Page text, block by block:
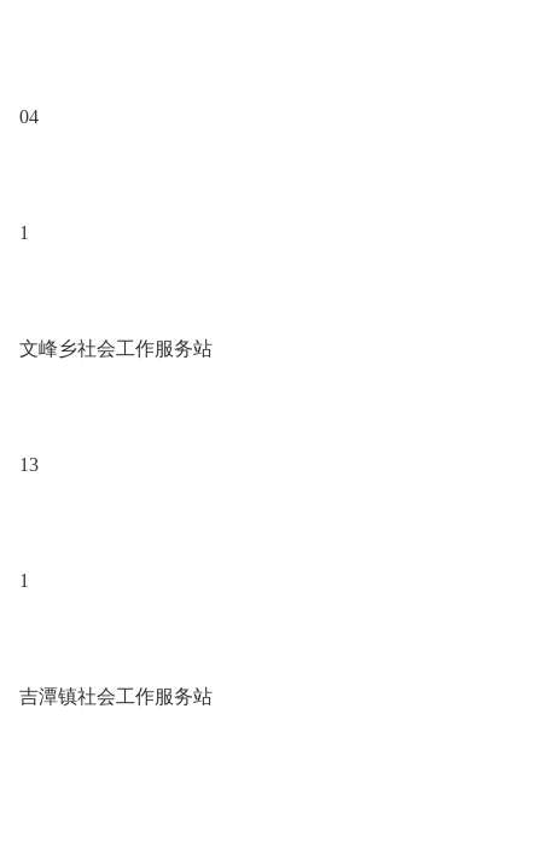
04
1
文峰乡社会工作服务站
13
1
吉潭镇社会工作服务站